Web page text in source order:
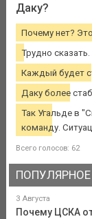
Даку?
Почему нет?
Трудно
Каждый будет
Даку более
Так Угальде в
команду.
Всего голосов: 62
ПОПУЛЯРНОЕ
3 Августа
Почему ЦСКА